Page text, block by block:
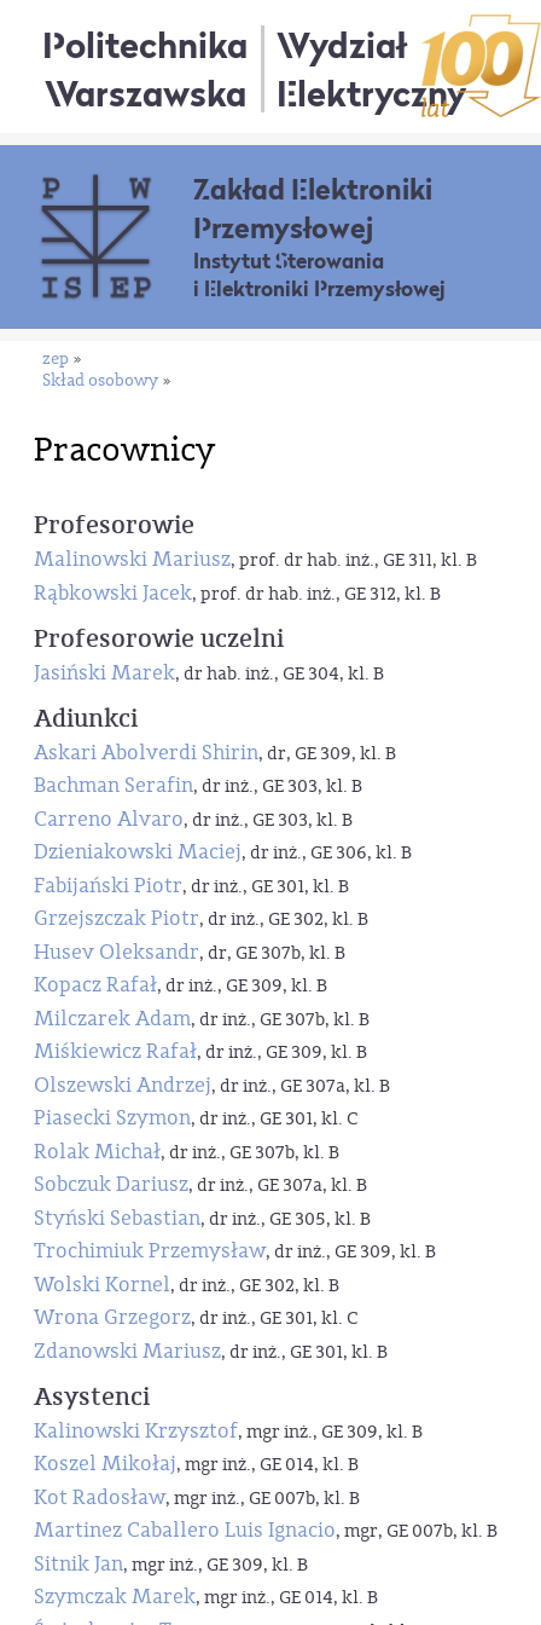
Politechnika
Warszawska
Wydział
Elektryczny
Zakład Elektroniki
Przemysłowej
Instytut Sterowania
i Elektroniki Przemysłowej
zep »
Skład osobowy »
Pracownicy
Profesorowie
Malinowski Mariusz, prof. dr hab. inż., GE 311, kl. B
Rąbkowski Jacek, prof. dr hab. inż., GE 312, kl. B
Profesorowie uczelni
Jasiński Marek, dr hab. inż., GE 304, kl. B
Adiunkci
Askari Abolverdi Shirin, dr, GE 309, kl. B
Bachman Serafin, dr inż., GE 303, kl. B
Carreno Alvaro, dr inż., GE 303, kl. B
Dzieniakowski Maciej, dr inż., GE 306, kl. B
Fabijański Piotr, dr inż., GE 301, kl. B
Grzejszczak Piotr, dr inż., GE 302, kl. B
Husev Oleksandr, dr, GE 307b, kl. B
Kopacz Rafał, dr inż., GE 309, kl. B
Milczarek Adam, dr inż., GE 307b, kl. B
Miśkiewicz Rafał, dr inż., GE 309, kl. B
Olszewski Andrzej, dr inż., GE 307a, kl. B
Piasecki Szymon, dr inż., GE 301, kl. C
Rolak Michał, dr inż., GE 307b, kl. B
Sobczuk Dariusz, dr inż., GE 307a, kl. B
Styński Sebastian, dr inż., GE 305, kl. B
Trochimiuk Przemysław, dr inż., GE 309, kl. B
Wolski Kornel, dr inż., GE 302, kl. B
Wrona Grzegorz, dr inż., GE 301, kl. C
Zdanowski Mariusz, dr inż., GE 301, kl. B
Asystenci
Kalinowski Krzysztof, mgr inż., GE 309, kl. B
Koszel Mikołaj, mgr inż., GE 014, kl. B
Kot Radosław, mgr inż., GE 007b, kl. B
Martinez Caballero Luis Ignacio, mgr, GE 007b, kl. B
Sitnik Jan, mgr inż., GE 309, kl. B
Szymczak Marek, mgr inż., GE 014, kl. B